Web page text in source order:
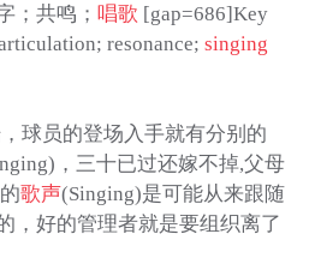
；共鸣； 唱歌 [gap=686]Key
resonance; singing
球员的登场入手就有分别的
，三十已过还嫁不掉,父母
歌声(Singing)是可能从来跟随
，好的管理者就是要组织离了